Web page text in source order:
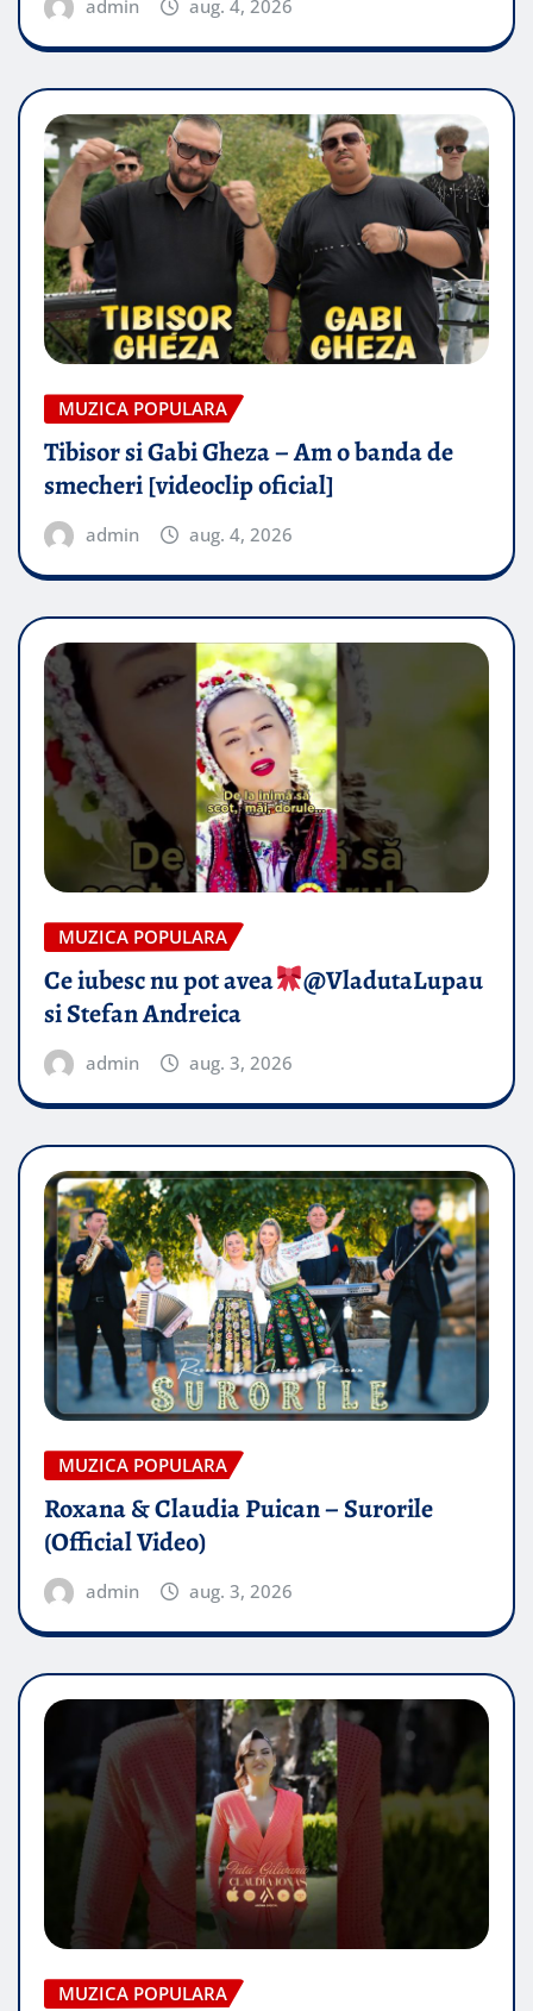
admin aug. 4, 2026
MUZICA POPULARA
Tibisor si Gabi Gheza – Am o banda de
smecheri [videoclip oficial]
admin aug. 4, 2026
MUZICA POPULARA
Ce iubesc nu pot avea
​@VladutaLupau
si Stefan Andreica
admin aug. 3, 2026
MUZICA POPULARA
Roxana & Claudia Puican – Surorile
(Official Video)
admin aug. 3, 2026
MUZICA POPULARA